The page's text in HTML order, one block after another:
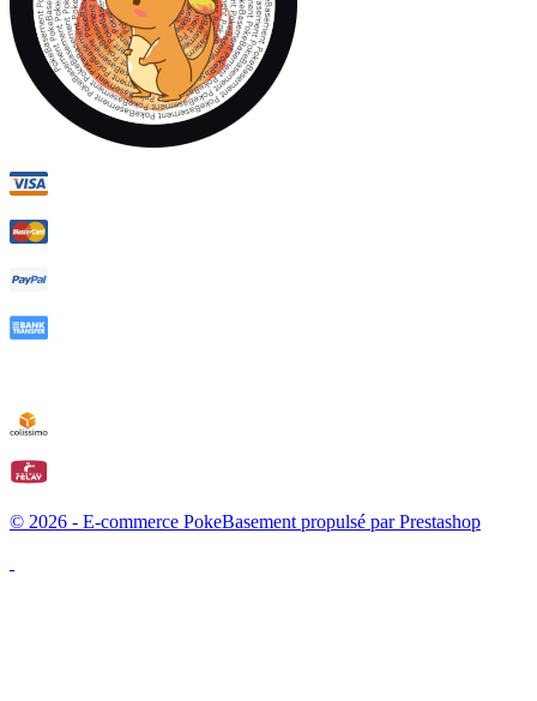
© 2026 - E-commerce PokeBasement propulsé par Prestashop